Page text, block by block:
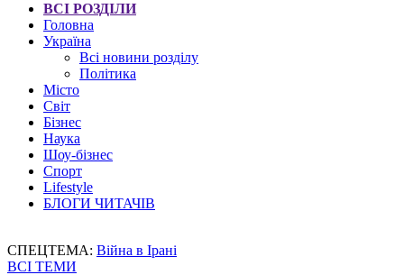
ВСІ РОЗДІЛИ
Головна
Україна
Всі новини розділу
Політика
Місто
Світ
Бізнес
Наука
Шоу-бізнес
Спорт
Lifestyle
БЛОГИ ЧИТАЧІВ
СПЕЦТЕМА: Війна в Ірані
ВСІ ТЕМИ